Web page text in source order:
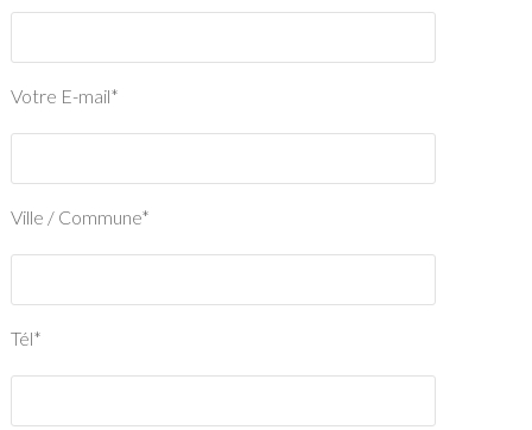
Votre E-mail*
Ville / Commune*
Tél*